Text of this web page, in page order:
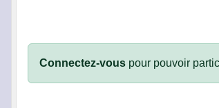
Connectez-vous pour pouvoir